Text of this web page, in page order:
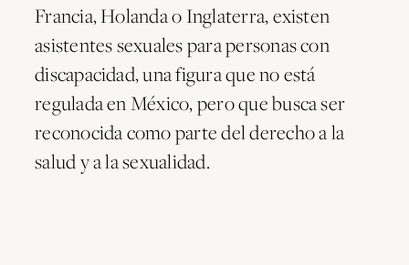
Francia, Holanda o Inglaterra, existen
asistentes sexuales para personas con
discapacidad, una figura que no está
regulada en México, pero que busca ser
reconocida como parte del derecho a la
salud y a la sexualidad.